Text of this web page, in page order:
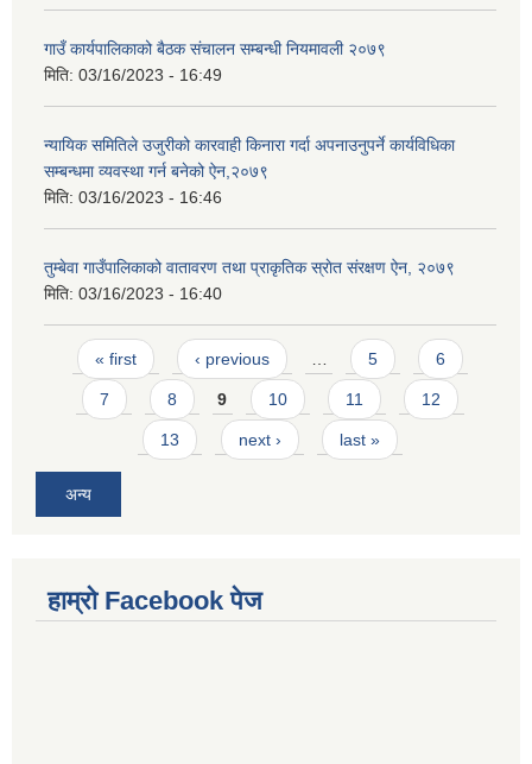
गाउँ कार्यपालिकाको बैठक संचालन सम्बन्धी नियमावली २०७९
मिति: 03/16/2023 - 16:49
न्यायिक समितिले उजुरीको कारवाही किनारा गर्दा अपनाउनुपर्ने कार्यविधिका
सम्बन्धमा व्यवस्था गर्न बनेको ऐन,२०७९
मिति: 03/16/2023 - 16:46
तुम्बेवा गाउँपालिकाको वातावरण तथा प्राकृतिक स्राेत संरक्षण ऐन, २०७९
मिति: 03/16/2023 - 16:40
Pages
« first ‹ previous 5 6
7 8 9 10 11 12
13 next › last »
अन्य
हाम्राे Facebook पेज